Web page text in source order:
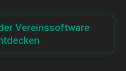
Vereinssoftware